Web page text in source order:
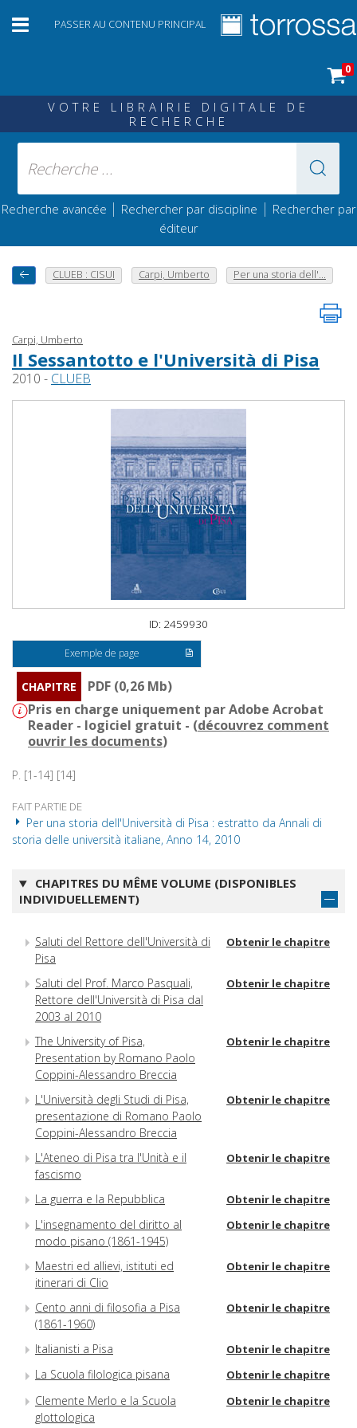
PASSER AU CONTENU PRINCIPAL
0
VOTRE LIBRAIRIE DIGITALE DE
RECHERCHE
Recherche avancée | Rechercher par discipline | Rechercher par
éditeur
CLUEB : CISUI Carpi, Umberto Per una storia dell'...
Carpi, Umberto
Il Sessantotto e l'Università di Pisa
2010 - CLUEB
ID: 2459930
Exemple de page
CHAPITRE
PDF (0,26 Mb)
Pris en charge uniquement par Adobe Acrobat
Reader - logiciel gratuit - (découvrez comment
ouvrir les documents)
P. [1-14] [14]
FAIT PARTIE DE
Per una storia dell'Università di Pisa : estratto da Annali di
storia delle università italiane, Anno 14, 2010
CHAPITRES DU MÊME VOLUME (DISPONIBLES
INDIVIDUELLEMENT)
Saluti del Rettore dell'Università di
Pisa
Obtenir le chapitre
Saluti del Prof. Marco Pasquali,
Rettore dell'Università di Pisa dal
2003 al 2010
Obtenir le chapitre
The University of Pisa,
Presentation by Romano Paolo
Coppini-Alessandro Breccia
Obtenir le chapitre
L'Università degli Studi di Pisa,
presentazione di Romano Paolo
Coppini-Alessandro Breccia
Obtenir le chapitre
L'Ateneo di Pisa tra l'Unità e il
fascismo
Obtenir le chapitre
La guerra e la Repubblica Obtenir le chapitre
L'insegnamento del diritto al
modo pisano (1861-1945)
Obtenir le chapitre
Maestri ed allievi, istituti ed
itinerari di Clio
Obtenir le chapitre
Cento anni di filosofia a Pisa
(1861-1960)
Obtenir le chapitre
Italianisti a Pisa Obtenir le chapitre
La Scuola filologica pisana Obtenir le chapitre
Clemente Merlo e la Scuola
glottologica
Obtenir le chapitre